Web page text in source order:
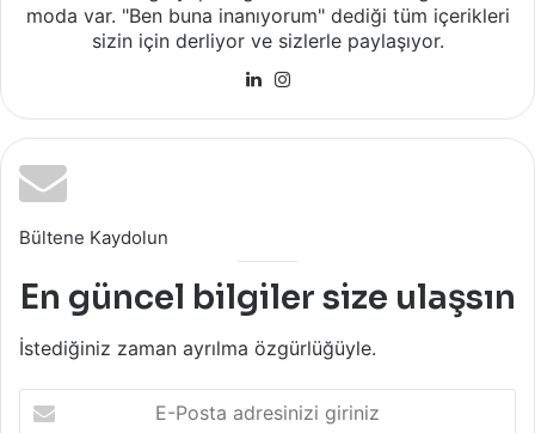
moda var. "Ben buna inanıyorum" dediği tüm içerikleri
sizin için derliyor ve sizlerle paylaşıyor.
LinkedIn
Bültene Kaydolun
En güncel bilgiler size ulaşsın
İstediğiniz zaman ayrılma özgürlüğüyle.
E-
Posta